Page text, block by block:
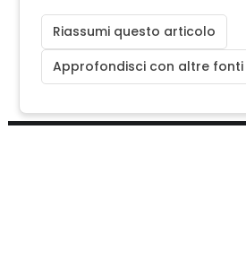
Riassumi questo articolo
Approfondisci con altre fonti